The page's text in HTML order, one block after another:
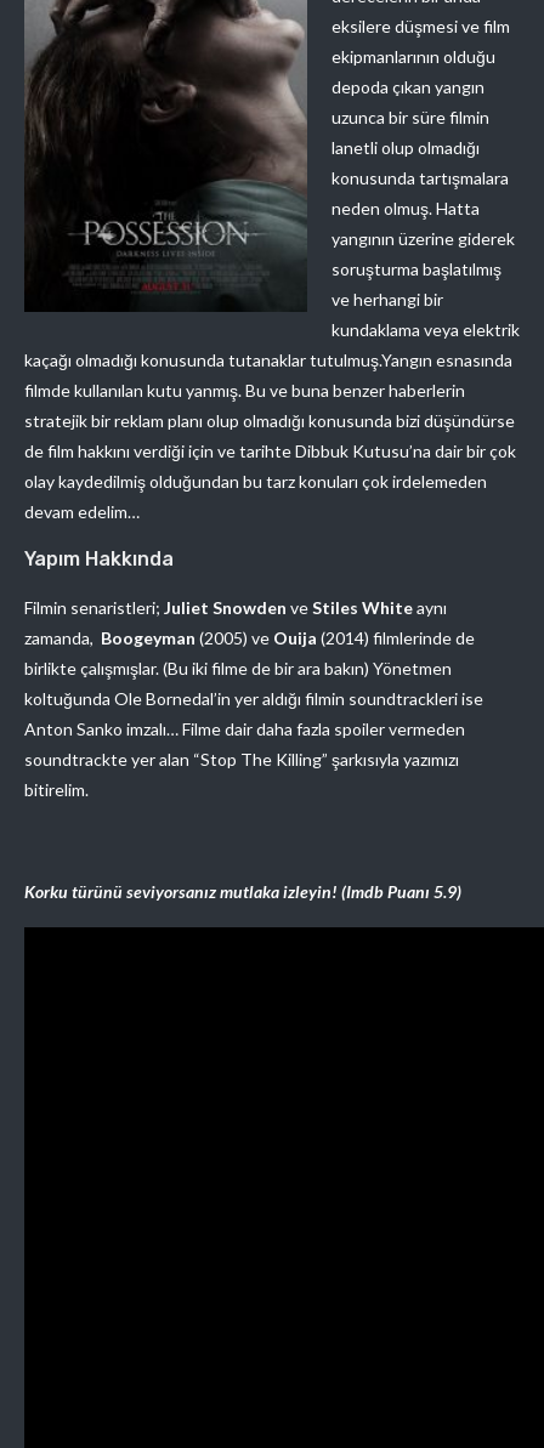
eksilere düşmesi ve film
ekipmanlarının olduğu
depoda çıkan yangın
uzunca bir süre filmin
lanetli olup olmadığı
konusunda tartışmalara
neden olmuş. Hatta
yangının üzerine giderek
soruşturma başlatılmış
ve herhangi bir
kundaklama veya elektrik
kaçağı olmadığı konusunda tutanaklar tutulmuş.Yangın esnasında
filmde kullanılan kutu yanmış. Bu ve buna benzer haberlerin
stratejik bir reklam planı olup olmadığı konusunda bizi düşündürse
de film hakkını verdiği için ve tarihte Dibbuk Kutusu’na dair bir çok
olay kaydedilmiş olduğundan bu tarz konuları çok irdelemeden
devam edelim…
Yapım Hakkında
Filmin senaristleri; Juliet Snowden veStiles Whiteaynı
zamanda, Boogeyman (2005) ve Ouija (2014) filmlerinde de
birlikte çalışmışlar. (Bu iki filme de bir ara bakın) Yönetmen
koltuğunda Ole Bornedal’in yer aldığı filmin soundtrackleri ise
Anton Sanko imzalı… Filme dair daha fazla spoiler vermeden
soundtrackte yer alan “Stop The Killing” şarkısıyla yazımızı
bitirelim.
Korku türünü seviyorsanız mutlaka izleyin! (Imdb Puanı 5.9)